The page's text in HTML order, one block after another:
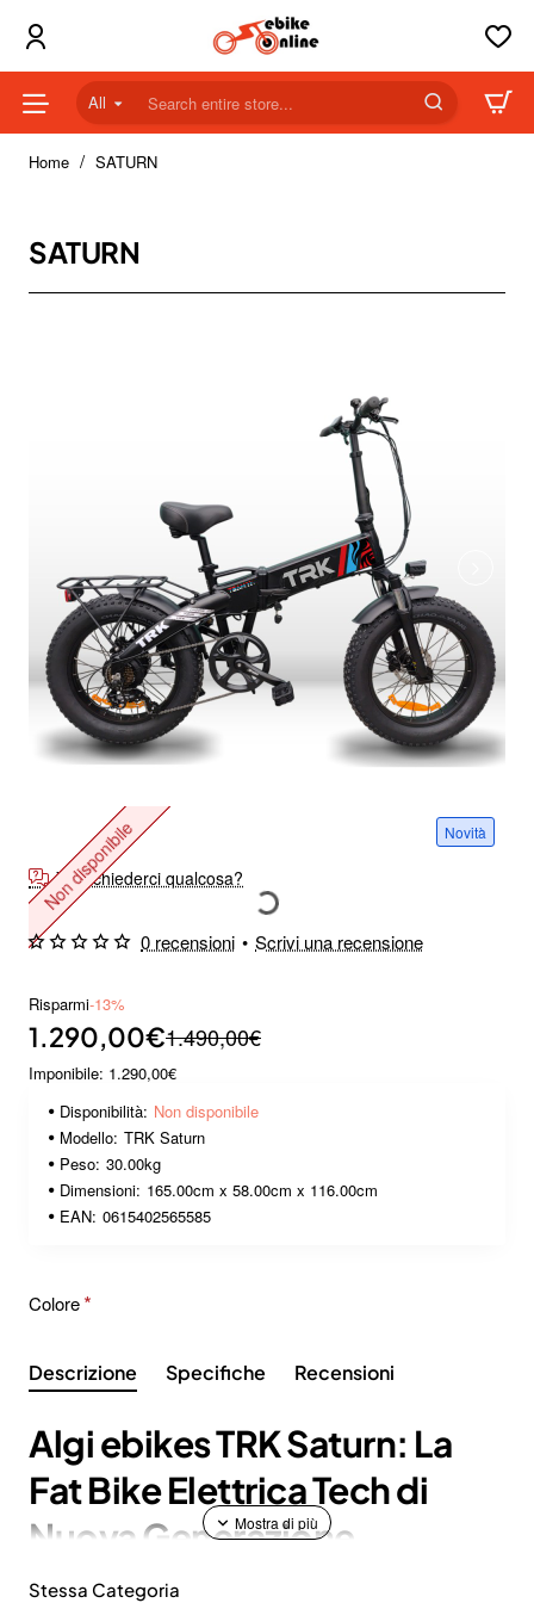
All
Search
entire
store...
Home homeSATURN
SATURN
Novità
Non disponibile
Vuoi chiederci qualcosa?
0 recensioni • Scrivi una recensione
Risparmi-13%
1.290,00€1.490,00€
Imponibile: 1.290,00€
Disponibilità: Non disponibile
Modello: TRK Saturn
Peso: 30.00kg
Dimensioni: 165.00cm x 58.00cm x 116.00cm
EAN: 0615402565585
Colore
Descrizione Specifiche Recensioni
Algi ebikes TRK Saturn: La
Fat Bike Elettrica Tech di
Nuova Generazione
Stessa Categoria